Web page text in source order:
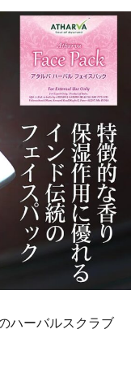
ハーバルスクラブ